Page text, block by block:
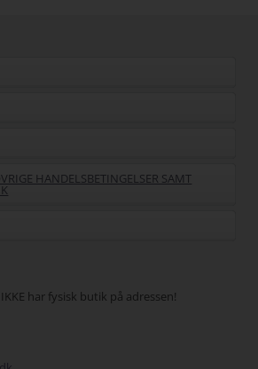
HANDELSBETINGELSER SAMT
har fysisk butik på adressen!